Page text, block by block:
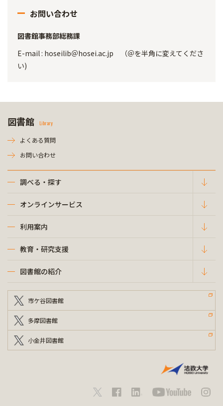
お問い合わせ
図書館事務部総務課
E-mail : hoseilib＠hosei.ac.jp （＠を半角に変えてくださ
い)
図書館 Library
よくある質問
お問い合わせ
調べる・探す
オンラインサービス
利用案内
教育・研究支援
図書館の紹介
市ケ谷図書館
多摩図書館
小金井図書館